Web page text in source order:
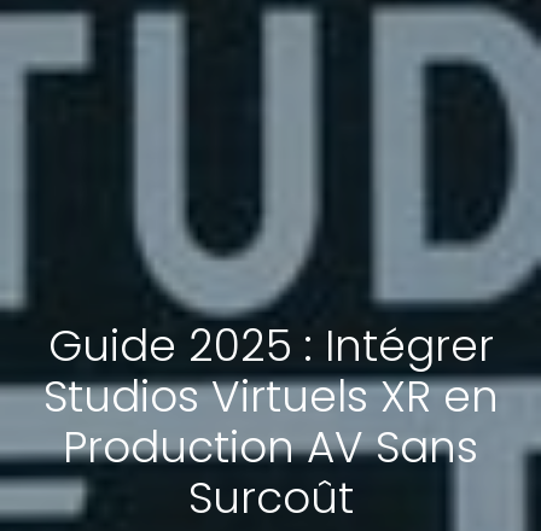
Guide 2025 : Intégrer
Studios Virtuels XR en
Production AV Sans
Surcoût